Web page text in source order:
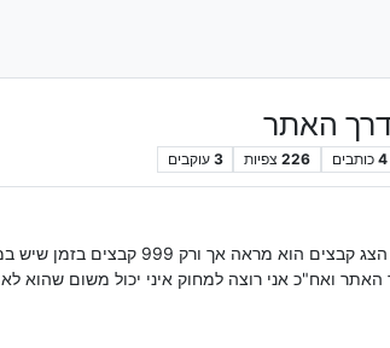
דרך האתר
4 כותבים 226 צפיות 3 עוקבים
999 קבצים בזמן שיש במערכת 2000 קבצים
אני רוצה למחוק איני יכול משום שהוא לא מופיע